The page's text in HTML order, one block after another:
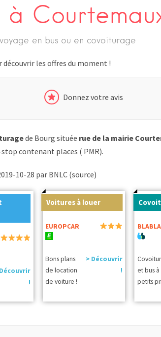
à
en bus ou en covoiturage
découvrir les offres du moment !
Donnez votre avis
de Bourg située rue de la mairie
contenant places ( PMR).
10-28 par BNLC (source)
!
Voitures à louer
EUROPCAR
Bons plans
de location
de voiture !
> Découvrir
!
et bus à
petits